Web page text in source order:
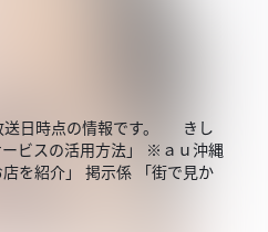
送日時点の情報です。 きし
ビスの活用方法」 ※ａｕ沖縄
を紹介」 掲示係 「街で見か